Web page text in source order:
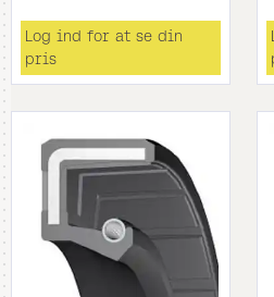
Log ind for at se din
pris